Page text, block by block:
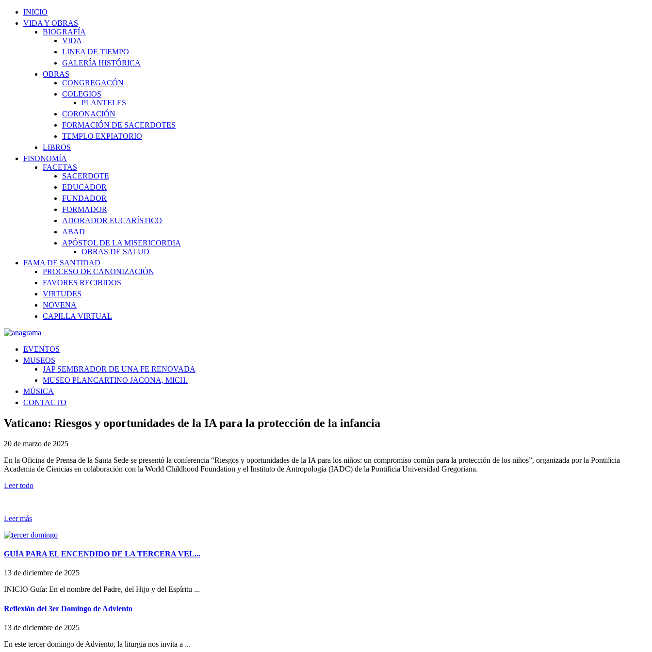
INICIO
VIDA Y OBRAS
BIOGRAFÍA
VIDA
LINEA DE TIEMPO
GALERÍA HISTÓRICA
OBRAS
CONGREGACÓN
COLEGIOS
PLANTELES
CORONACIÓN
FORMACIÓN DE SACERDOTES
TEMPLO EXPIATORIO
LIBROS
FISONOMÍA
FACETAS
SACERDOTE
EDUCADOR
FUNDADOR
FORMADOR
ADORADOR EUCARÍSTICO
ABAD
APÓSTOL DE LA MISERICORDIA
OBRAS DE SALUD
FAMA DE SANTIDAD
PROCESO DE CANONIZACIÓN
FAVORES RECIBIDOS
VIRTUDES
NOVENA
CAPILLA VIRTUAL
EVENTOS
MUSEOS
JAP SEMBRADOR DE UNA FE RENOVADA
MUSEO PLANCARTINO JACONA, MICH.
MÚSICA
CONTACTO
Vaticano: Riesgos y oportunidades de la IA para la protección de la infancia
20 de marzo de 2025
En la Oficina de Prensa de la Santa Sede se presentó la conferencia “Riesgos y oportunidades de la IA para los niños: un compromiso común para la protección de los niños”, organizada por la Pontificia
Academia de Ciencias en colaboración con la World Childhood Foundation y el Instituto de Antropología (IADC) de la Pontificia Universidad Gregoriana.
Leer todo
Leer más
GUÍA PARA EL ENCENDIDO DE LA TERCERA VEL...
13 de diciembre de 2025
INICIO Guía: En el nombre del Padre, del Hijo y del Espíritu ...
Reflexión del 3er Domingo de Adviento
13 de diciembre de 2025
En este tercer domingo de Adviento, la liturgia nos invita a ...